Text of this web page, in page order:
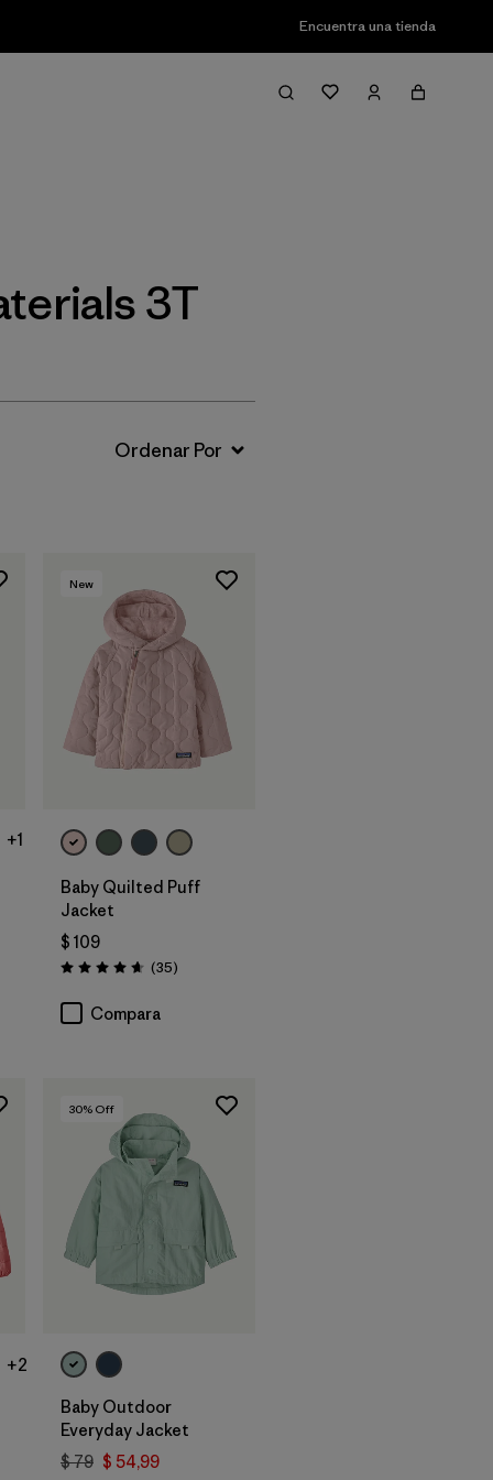
Encuentra una tienda
Filter & Sort
3T
+1
New
Baby Quilted Puff
Jacket
$ 109
Valoración: 4.7 / 5
(35Comentarios
)
Compara
+2
30% Off
Baby Outdoor
Everyday Jacket
$ 79 $ 54,99